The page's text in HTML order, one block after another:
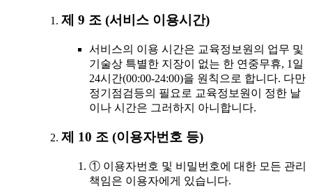
제 9 조 (서비스 이용시간)
서비스의 이용 시간은 교육정보원의 업무 및
기술상 특별한 지장이 없는 한 연중무휴, 1일
24시간(00:00-24:00)을 원칙으로 합니다. 다만
정기점검등의 필요로 교육정보원이 정한 날
이나 시간은 그러하지 아니합니다.
제 10 조 (이용자번호 등)
① 이용자번호 및 비밀번호에 대한 모든 관리
책임은 이용자에게 있습니다.